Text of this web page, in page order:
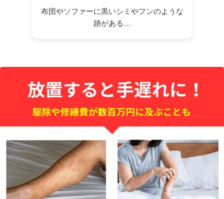
布団やソファーに黒いシミやフンのような
跡がある…